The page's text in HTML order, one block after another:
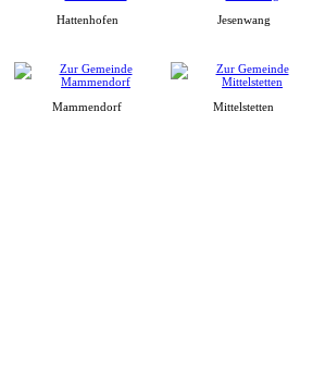
Hattenhofen Jesenwang
Mammendorf Mittelstetten